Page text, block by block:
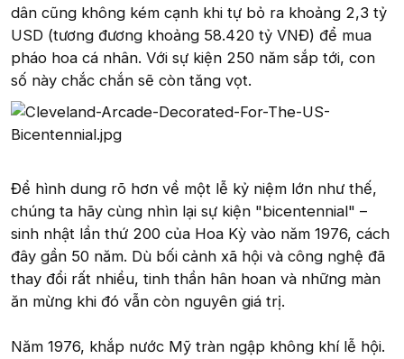
dân cũng không kém cạnh khi tự bỏ ra khoảng 2,3 tỷ
USD (tương đương khoảng 58.420 tỷ VNĐ) để mua
pháo hoa cá nhân. Với sự kiện 250 năm sắp tới, con
số này chắc chắn sẽ còn tăng vọt.
Để hình dung rõ hơn về một lễ kỷ niệm lớn như thế,
chúng ta hãy cùng nhìn lại sự kiện "bicentennial" –
sinh nhật lần thứ 200 của Hoa Kỳ vào năm 1976, cách
đây gần 50 năm. Dù bối cảnh xã hội và công nghệ đã
thay đổi rất nhiều, tinh thần hân hoan và những màn
ăn mừng khi đó vẫn còn nguyên giá trị.
Năm 1976, khắp nước Mỹ tràn ngập không khí lễ hội.